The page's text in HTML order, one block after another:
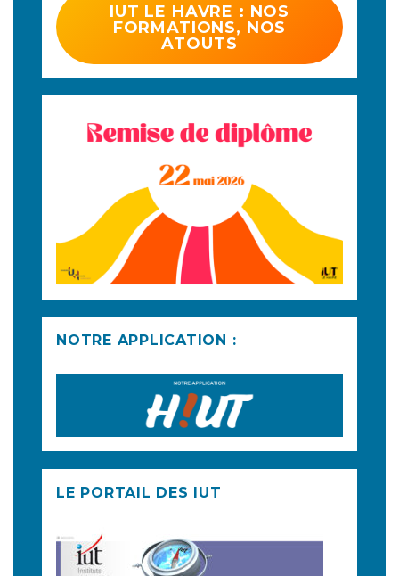
IUT LE HAVRE : NOS
FORMATIONS, NOS
ATOUTS
NOTRE APPLICATION :
LE PORTAIL DES IUT